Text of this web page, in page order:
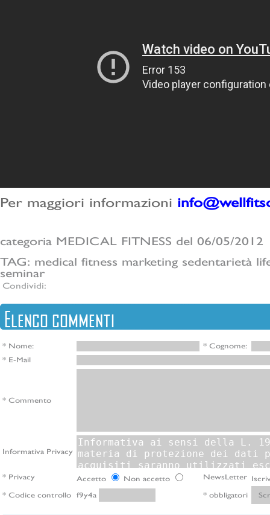
Per maggiori informazioni
categoria MEDICAL FITNESS del 06/05/2012
TAG: medical fitness marketing sedentarietà
seminar
Condividi:
Elenco commenti
* Nome:
* Cognome:
* E-Mail
* Commento
Informativa Privacy
* Privacy Accetto Non accetto NewsLetter
* Codice controllo f9y4a * obbligatori